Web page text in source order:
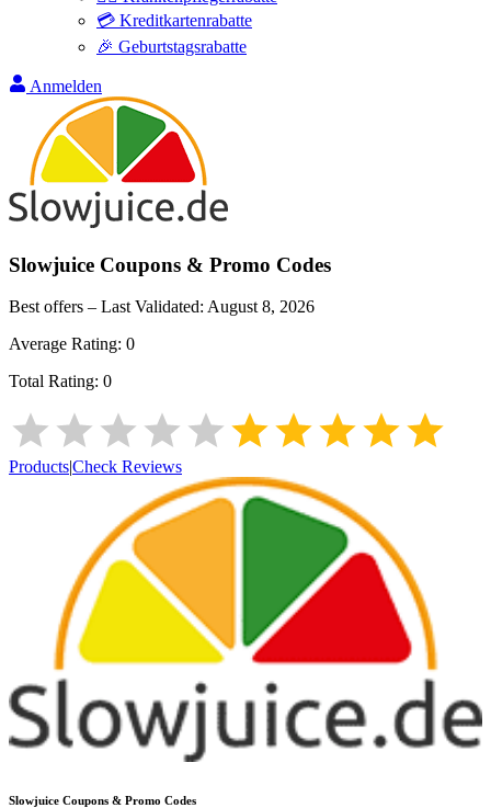
💳 Kreditkartenrabatte
🎉 Geburtstagsrabatte
Anmelden
Slowjuice Coupons & Promo Codes
Best offers – Last Validated: August 8, 2026
Average Rating: 0
Total Rating: 0
Products|Check Reviews
Slowjuice Coupons & Promo Codes